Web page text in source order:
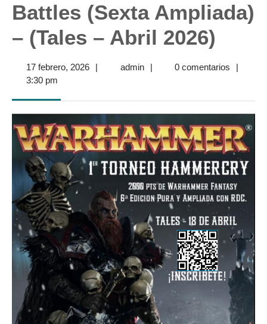
Battles (Sexta Ampliada)
– (Tales – Abril 2026)
17 febrero, 202617| adminadmin
| 0 comentarios
|
3:30 pm